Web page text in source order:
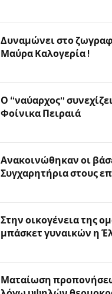
Δυναμώνει στο
Μαύρα Καλογερία !
Ο “ναύαρχος”
Φοίνικα Πειραιά
Ανακοινώθηκαν οι
Συγχαρητήρια στους
Στην οικογένεια της
μπάσκετ γυναικών η
Ματαίωση